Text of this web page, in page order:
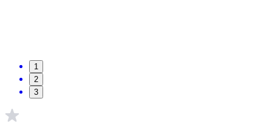
1
2
3